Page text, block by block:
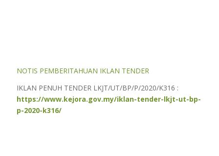
NOTIS PEMBERITAHUAN IKLAN TENDER
IKLAN PENUH TENDER LKJT/UT/BP/P/2020/K316 :
https://www.kejora.gov.my/iklan-tender-lkjt-ut-bp-
p-2020-k316/